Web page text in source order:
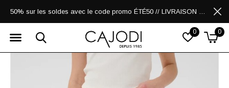
0 0
50% sur les soldes avec le code promo ÉTÉ50 // LIVRAISON GRATUITE POUR LES ACHATS DE 250$ ET PLUS